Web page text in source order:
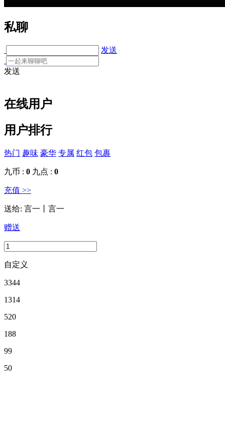
私聊
发送
发送
在线用户
用户排行
热门 趣味 豪华 专属 红包 包裹
九币 : 0 九点 : 0
充值 >>
送给: 言一丨言一
赠送
自定义
3344
1314
520
188
99
50